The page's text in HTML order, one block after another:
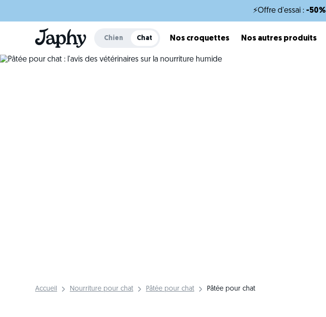
⚡Offre d'essai : -50%
Chien Chat Nos croquettes Nos autres produits
Accueil Nourriture pour chat Pâtée pour chat Pâtée pour chat